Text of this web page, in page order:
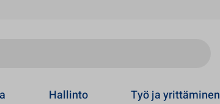
Hallinto Työ ja yrittäminen